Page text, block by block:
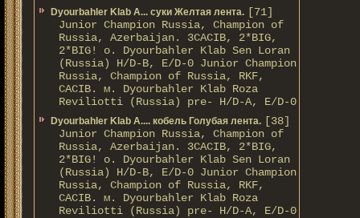
Dyourbahler Klab A... суки Желтая лента. [71]
Junior Champion Russia, Champion of
Russia, Azerbaijan. 3CACIB, 2*BIG,
2*BIG! о. Dyourbahler Klab Sen Loran
(Russia) H/D-B, E/D-0 Junior Champion
Russia, Champion of Russia, RKF,
CACIB. м. Dyourbahler Klab Roza
Reviliotti (Russia) pre- H/D-A, E/D-0
Dyourbahler Klab A.... кобель Голубая лента. [38]
Junior Champion Russia, Champion of
Russia, Azerbaijan. 3CACIB, 2*BIG,
2*BIG! о. Dyourbahler Klab Sen Loran
(Russia) H/D-B, E/D-0 Junior Champion
Russia, Champion of Russia, RKF,
CACIB. м. Dyourbahler Klab Roza
Reviliotti (Russia) pre- H/D-A, E/D-0